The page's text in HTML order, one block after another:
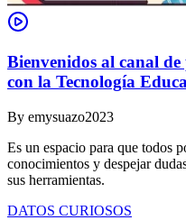
Bienvenidos al canal
con la Tecnología
By emysuazo2023
Es un espacio para que todos
conocimientos y despejar
sus herramientas.
DATOS CURIOSOS